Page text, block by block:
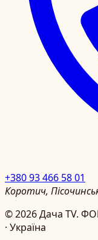
+380 93 466 58 01
Коротич,
©2026Дача TV.
· Україна